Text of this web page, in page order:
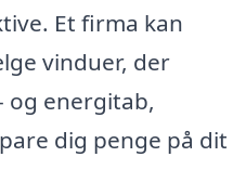
Et firma kan
vinduer, der
og energitab,
dig penge på dit